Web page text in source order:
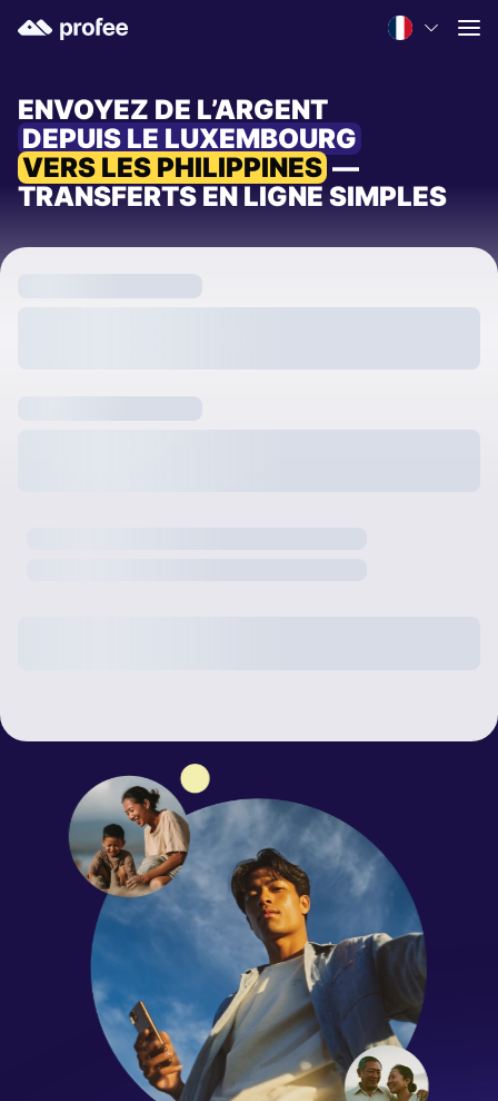
ENVOYEZ DE L’ARGENT
DEPUIS LE LUXEMBOURG
VERS LES PHILIPPINES —
TRANSFERTS EN LIGNE SIMPLES